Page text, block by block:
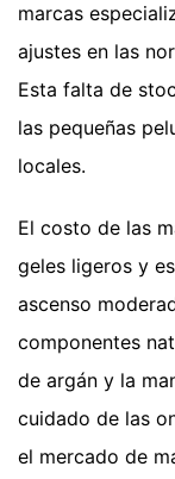
marcas
ajustes en las
Esta falta de
las pequeñas
locales.
El costo de las
geles ligeros y
ascenso
componentes
de argán y la
cuidado de las
el mercado de